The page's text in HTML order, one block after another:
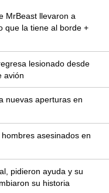
MrBeast llevaron a
que la tiene al borde +
lesionado desde
avión
nuevas aperturas en
asesinados en
pidieron ayuda y su
su historia